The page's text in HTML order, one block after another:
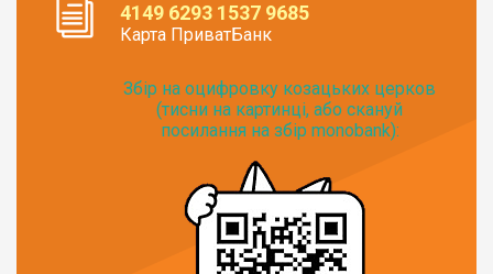
4149 6293 1537 9685
Карта ПриватБанк
Збір на оцифровку козацьких церков
(тисни на картинці, або скануй
посилання на збір monobank):